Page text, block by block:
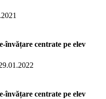
învățare centrate pe elev
învățare centrate pe elev